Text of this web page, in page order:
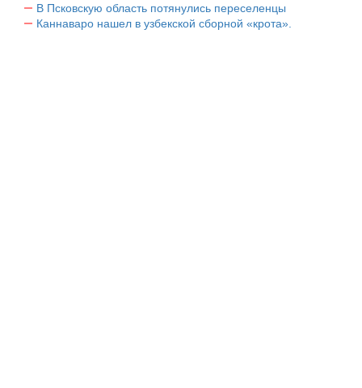
В Псковскую область потянулись переселенцы
Каннаваро нашел в узбекской сборной «крота».